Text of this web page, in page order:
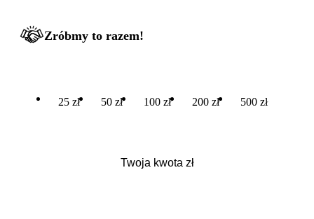
Zróbmy to razem!
25 zł 50 zł 100 zł 200 zł 500 zł